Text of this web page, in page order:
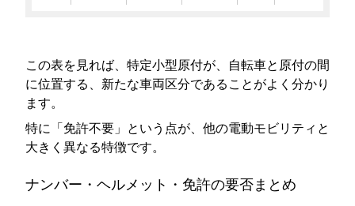
この表を見れば、特定小型原付が、自転車と原付の間
に位置する、新たな車両区分であることがよく分かり
ます。
特に「免許不要」という点が、他の電動モビリティと
大きく異なる特徴です。
ナンバー・ヘルメット・免許の要否まとめ